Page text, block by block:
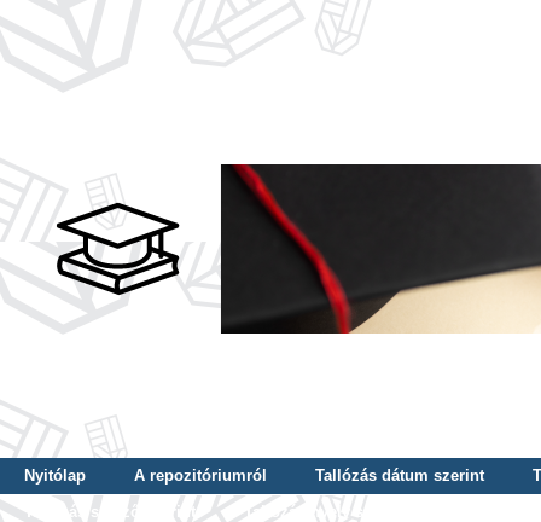
Nyitólap A repozitóriumról Tallózás dátum szerint
Tallózás szerző szerint
Tallózás nyelv szerint